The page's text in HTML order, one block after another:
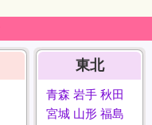
東北
青森 岩手 秋田
宮城 山形 福島